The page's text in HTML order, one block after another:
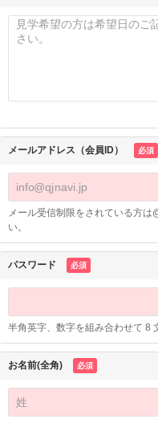
メールアドレス（会員ID） 必須
メール受信制限をされている方
い。
パスワード 必須
半角英字、数字を組み合わせて 8
お名前(全角) 必須